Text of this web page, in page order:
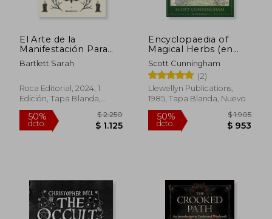
45%
dcto.
50%
dcto.
El Arte de la
Manifestación Para
Brujas Modernas:
Hechizos y Rituales
tus Sueños/ the
Modern Witch's Book
Bartlett Sarah
Roca Editorial, 2024, 1
Edición, Tapa Blanda,
Nuevo
Encyclopaedia of
Magical Herbs (en
Inglés)
Scott Cunningham
(2)
Llewellyn Publications,
1985, Tapa Blanda, Nuevo